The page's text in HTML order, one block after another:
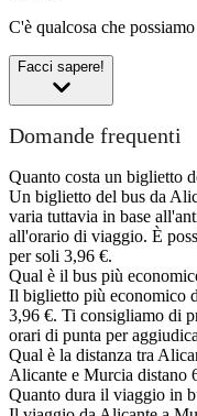
C'è qualcosa che
Facci sapere!
Domande frequenti
Quanto costa un biglietto
Un biglietto del bus da
varia tuttavia in base
all'orario di viaggio. È
per soli 3,96 €.
Qual è il bus più
Il biglietto più economico
3,96 €. Ti consigliamo di
orari di punta per
Qual è la distanza tra
Alicante e Murcia distano
Quanto dura il viaggio in